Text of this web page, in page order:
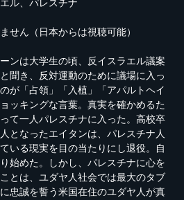
ル、パレスチナ
せん（日本からは視聴可能）
ンは大学生の頃、反イスラエル議案
聞き、反対運動のために議場に入っ
が「占領」「入植」「アパルトヘイ
ッキングな言葉。真実を確かめるた
て一人パレスチナに入った。高校卒
となったエイタンは、パレスチナ人
いる現実を目の当たりにし退役。自
始めた。しかし、パレスチナに心を
とは、ユダヤ人社会では最大のタブ
忠誠を誓う米国在住のユダヤ人が真